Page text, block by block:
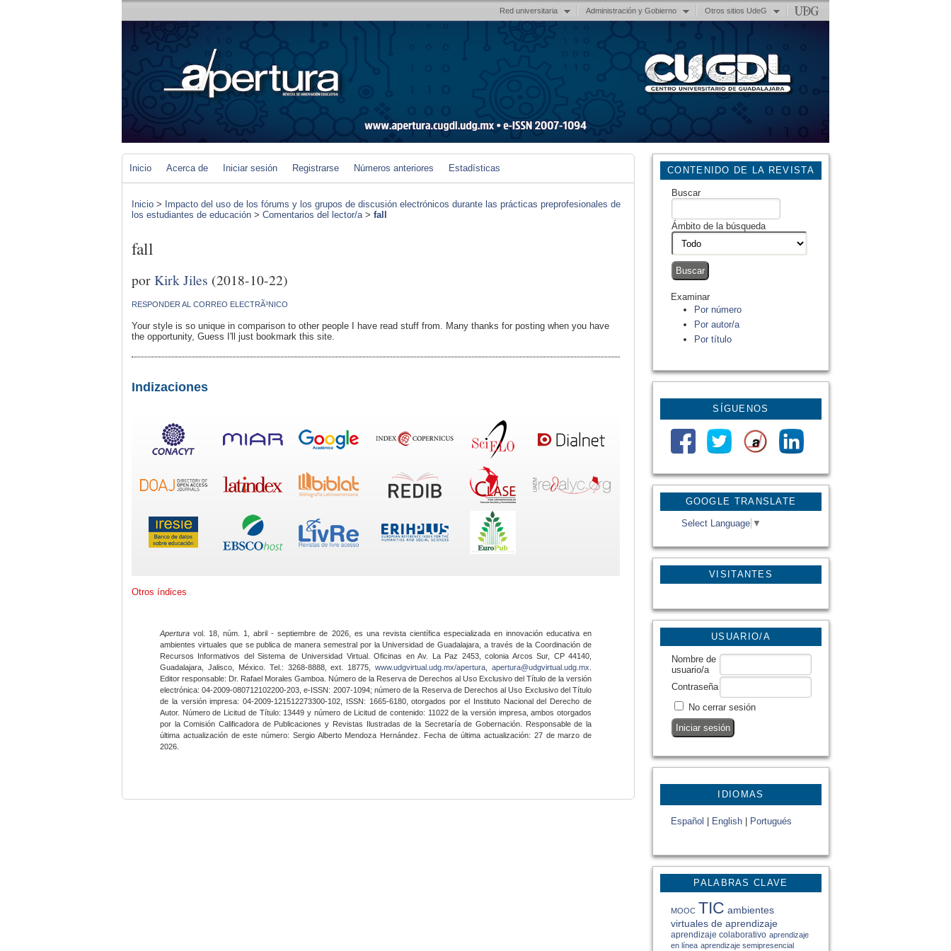
Red universitaria Administración y Gobierno Otros sitios UdeG
GOOGLE TRANSLATE
Select Language ▼
VISITANTES
CONTENIDO DE LA REVISTA
Buscar
Ámbito de la búsqueda
Examinar
Por número
Por autor/a
Por título
SÍGUENOS
USUARIO/A
Nombre de
usuario/a
Contraseña
No cerrar sesión
IDIOMAS
Español English Portugués
PALABRAS CLAVE
MOOC TIC ambientes
virtuales de aprendizaje
aprendizaje colaborativo aprendizaje
en línea aprendizaje semipresencial
Inicio Acerca de Iniciar sesión Registrarse Números anteriores Estadísticas
Inicio > Impacto del uso de los fórums y los grupos de discusión electrónicos durante las prácticas preprofesionales de
los estudiantes de educación > Comentarios del lector/a> fall
fall
porKirk Jiles (2018-10-22)
RESPONDER AL CORREO ELECTRÃ³NICO
Your style is so unique in comparison to other people I have read stuff from. Many thanks for posting when you have
the opportunity, Guess I'll just bookmark this site.
Indizaciones
Otros índices
Apertura vol. 18, núm. 1, abril - septiembre de 2026, es una revista científica especializada en innovación educativa en
ambientes virtuales que se publica de manera semestral por la Universidad de Guadalajara, a través de la Coordinación de
Recursos Informativos del Sistema de Universidad Virtual. Oficinas en Av. La Paz 2453, colonia Arcos Sur, CP 44140,
Guadalajara, Jalisco, México. Tel.: 3268-8888, ext. 18775,www.udgvirtual.udg.mx/apertura apertura@udgvirtual.udg.mx
Editor responsable: Dr. Rafael Morales Gamboa. Número de la Reserva de Derechos al Uso Exclusivo del Título de la versión
electrónica: 04-2009-080712102200-203, e-ISSN: 2007-1094; número de la Reserva de Derechos al Uso Exclusivo del Título
de la versión impresa: 04-2009-121512273300-102, ISSN: 1665-6180, otorgados por el Instituto Nacional del Derecho de
Autor. Número de Licitud de Título: 13449 y número de Licitud de contenido: 11022 de la versión impresa, ambos otorgados
por la Comisión Calificadora de Publicaciones y Revistas Ilustradas de la Secretaría de Gobernación. Responsable de la
última actualización de este número: Sergio Alberto Mendoza Hernández. Fecha de última actualización: 27 de marzo de
2026.